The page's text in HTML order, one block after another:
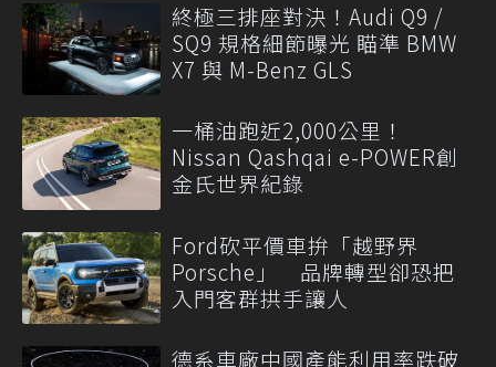
終極三排座對決！Audi Q9 /
SQ9 規格細節曝光 瞄準 BMW
X7 與 M-Benz GLS
一桶油跑近2,000公里！
Nissan Qashqai e-POWER創
金氏世界紀錄
Ford砍平價車拚「越野界
Porsche」 品牌轉型卻恐把
入門客群拱手讓人
德系車廠中國產能利用率跌破